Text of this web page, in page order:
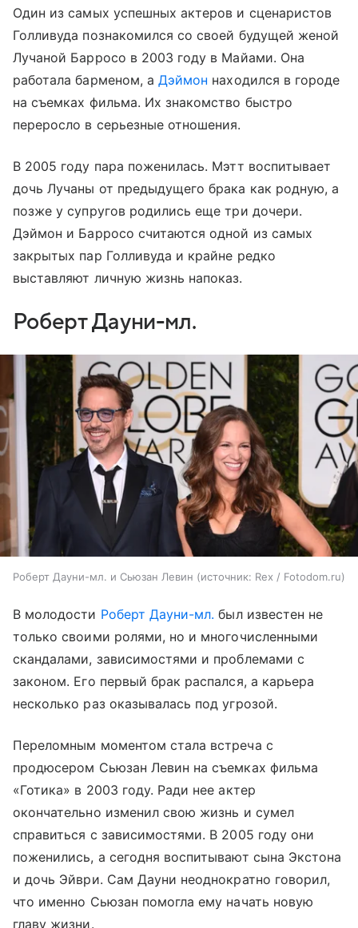
Один из самых успешных актеров и сценаристов
Голливуда познакомился со своей будущей женой
Лучаной Барросо в 2003 году в Майами. Она
работала барменом, аДэймон находился в городе
на съемках фильма. Их знакомство быстро
переросло в серьезные отношения.
В 2005 году пара поженилась. Мэтт воспитывает
дочь Лучаны от предыдущего брака как родную, а
позже у супругов родились еще три дочери.
Дэймон и Барросо считаются одной из самых
закрытых пар Голливуда и крайне редко
выставляют личную жизнь напоказ.
Роберт Дауни-мл.
Роберт Дауни-мл. и Сьюзан Левин источник: Rex / Fotodom.ru
В молодости Роберт Дауни-мл. был известен не
только своими ролями, но и многочисленными
скандалами, зависимостями и проблемами с
законом. Его первый брак распался, а карьера
несколько раз оказывалась под угрозой.
Переломным моментом стала встреча с
продюсером Сьюзан Левин на съемках фильма
«Готика» в 2003 году. Ради нее актер
окончательно изменил свою жизнь и сумел
справиться с зависимостями. В 2005 году они
поженились, а сегодня воспитывают сына Экстона
и дочь Эйври. Сам Дауни неоднократно говорил,
что именно Сьюзан помогла ему начать новую
главу жизни.